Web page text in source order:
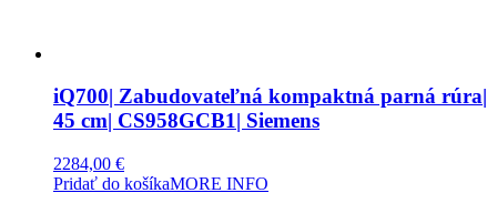
iQ700| Zabudovateľná kompaktná parná rúra|
45 cm| CS958GCB1| Siemens
2284,00 €
Pridať do košíkaMORE INFO